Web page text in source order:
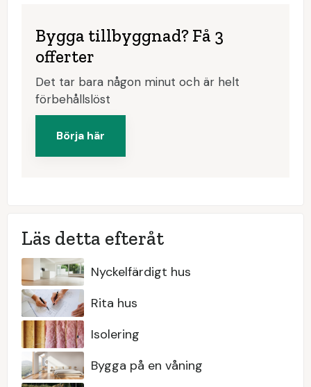
Bygga tillbyggnad? Få 3
offerter
Det tar bara någon minut och är helt
förbehållslöst
Börja här
Läs detta efteråt
Nyckelfärdigt hus
Rita hus
Isolering
Bygga på en våning